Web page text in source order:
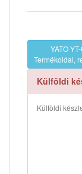
YATO
Termékoldal,
Külföldi
Külföldi